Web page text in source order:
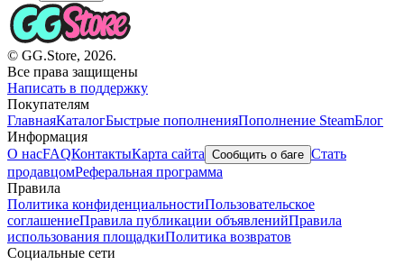
© GG.Store, 2026.
Все права защищены
Написать в поддержку
Покупателям
ГлавнаяКаталогБыстрые пополненияПополнение SteamБлог
Информация
О насFAQКонтактыКарта сайта Сообщить о баге Стать
продавцомРеферальная программа
Правила
Политика конфиденциальностиПользовательское
соглашениеПравила публикации объявленийПравила
использования площадкиПолитика возвратов
Социальные сети